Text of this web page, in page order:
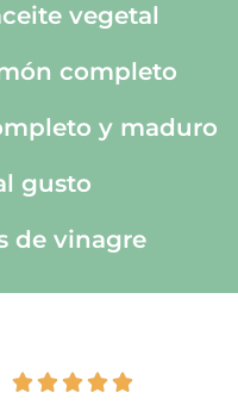
vegetal
completo
y maduro
gusto
de vinagre
